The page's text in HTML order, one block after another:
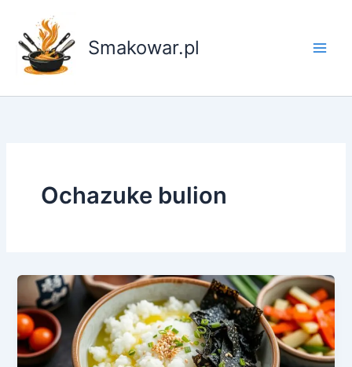
treści
Smakowar.pl
Ochazuke bulion